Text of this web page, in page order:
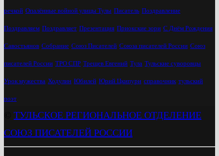
речкой Опалённые войной улицы Тулы Писатель Поздравление
Поздравляем Поздравляет Презентация Приокские зори С Днём Рождения
Савостьянов Собрание Союз Писателей Союза писателей России Союз
писателей России ТРО СПР Трещев Евгений Тула Тульские суворовцы
Урок мужества Ходулин Юбилей Юрий Цкипури справочник тульский
поэт
ТУЛЬСКОЕ РЕГИОНАЛЬНОЕ ОТДЕЛЕНИЕ
СОЮЗ ПИСАТЕЛЕЙ РОССИИ